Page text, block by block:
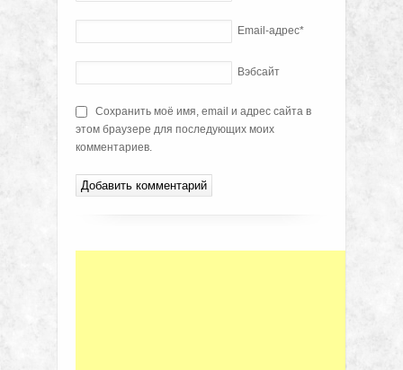
Email-адрес*
Вэбсайт
Сохранить моё имя, email и адрес сайта в
этом браузере для последующих моих
комментариев.